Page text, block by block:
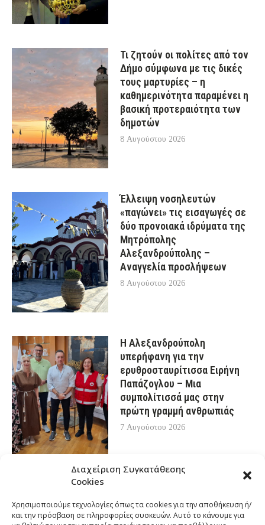
Διαχείριση Συγκατάθεσης
Cookies
Χρησιμοποιούμε τεχνολογίες όπως τα cookies για την αποθήκευση ή/
και την πρόσβαση σε πληροφορίες συσκευών. Αυτό το κάνουμε για
Τι ζητούν οι πολίτες από τον
Δήμο σύμφωνα με τις δικές
τους μαρτυρίες – η
καθημερινότητα παραμένει η
βασική προτεραιότητα των
δημοτών
8 Αυγούστου 2026
Έλλειψη νοσηλευτών
«παγώνει» τις εισαγωγές σε
δύο προνοιακά ιδρύματα της
Μητρόπολης
Αλεξανδρούπολης –
Αναγγελία προσλήψεων
8 Αυγούστου 2026
Η Αλεξανδρούπολη
υπερήφανη για την
ερυθροσταυρίτισσα Ειρήνη
Παπάζογλου – Μια
συμπολίτισσά μας στην
πρώτη γραμμή ανθρωπιάς
7 Αυγούστου 2026